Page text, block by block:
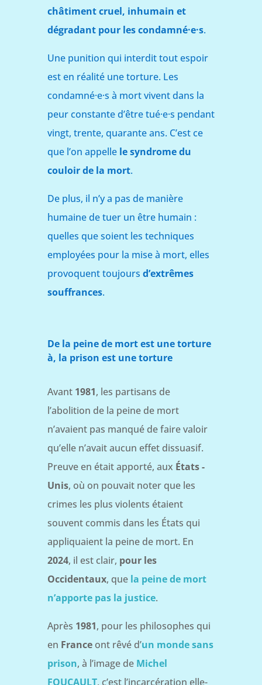
châtiment cruel, inhumain et
dégradant pour les condamné·e·s.
Une punition qui interdit tout espoir
est en réalité une torture. Les
condamné·e·s à mort vivent dans la
peur constante d’être tué·e·s pendant
vingt, trente, quarante ans. C’est ce
que l’on appellele syndrome du
couloir de la mort.
De plus, il n’y a pas de manière
humaine de tuer un être humain :
quelles que soient les techniques
employées pour la mise à mort, elles
provoquent toujours d’extrêmes
souffrances.
De la peine de mort est une torture
à, la prison est une torture
Avant 1981, les partisans de
l’abolition de la peine de mort
n’avaient pas manqué de faire valoir
qu’elle n’avait aucun effet dissuasif.
Preuve en était apporté, aux États -
Unis, où on pouvait noter que les
crimes les plus violents étaient
souvent commis dans les États qui
appliquaient la peine de mort. En
2024, il est clair, pour les
Occidentaux, que la peine de mort
n’apporte pas la justice.
Après 1981, pour les philosophes qui
en Franceont rêvé d’un monde sans
prison, à l’image de Michel
FOUCAULT, c’est l’incarcération elle-